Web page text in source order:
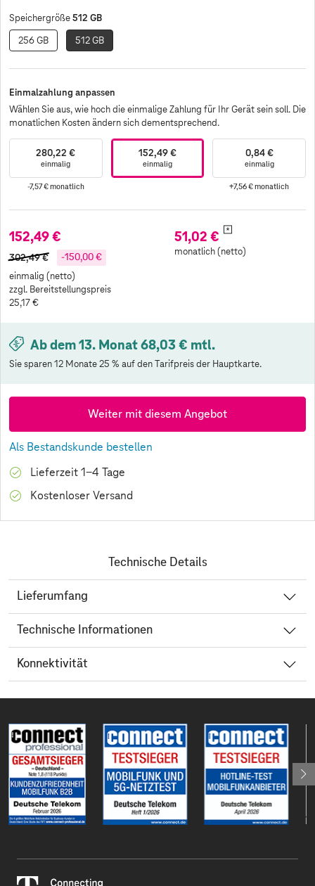
Speichergröße 512 GB
256 GB 512 GB
Einmalzahlung anpassen
Wählen Sie aus, wie hoch die einmalige Zahlung für Ihr Gerät sein soll. Die
monatlichen Kosten ändern sich dementsprechend.
280,22 €
einmalig
-7,57 €monatlich
152,49 €
einmalig
0,84 €
einmalig
+7,56 €monatlich
152,49 €
302,49 €
-150,00 €
einmalig (netto)
zzgl. Bereitstellungspreis
25,17 €
51,02 € *
monatlich (netto)
Ab dem 13. Monat 68,03 € mtl.
Sie sparen 12 Monate 25 % auf den Tarifpreis der Hauptkarte.
Weiter mit diesem Angebot
Als Bestandskunde bestellen
Lieferzeit 1-4 Tage
Kostenloser Versand
Technische Details
Lieferumfang
Technische Informationen
Konnektivität